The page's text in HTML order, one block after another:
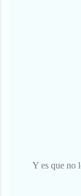
Y es que no